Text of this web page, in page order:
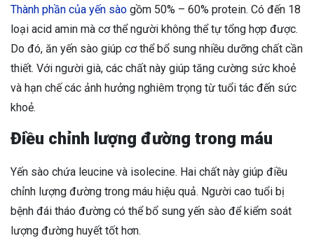
Thành phần của yến sào gồm 50% – 60% protein. Có đến 18
loại acid amin mà cơ thể người không thể tự tổng hợp được.
Do đó, ăn yến sào giúp cơ thể bổ sung nhiều dưỡng chất cần
thiết. Với người già, các chất này giúp tăng cường sức khoẻ
và hạn chế các ảnh hưởng nghiêm trọng từ tuổi tác đến sức
khoẻ.
Điều chỉnh lượng đường trong máu
Yến sào chứa leucine và isolecine. Hai chất này giúp điều
chỉnh lượng đường trong máu hiệu quả. Người cao tuổi bị
bệnh đái tháo đường có thể bổ sung yến sào để kiểm soát
lượng đường huyết tốt hơn.